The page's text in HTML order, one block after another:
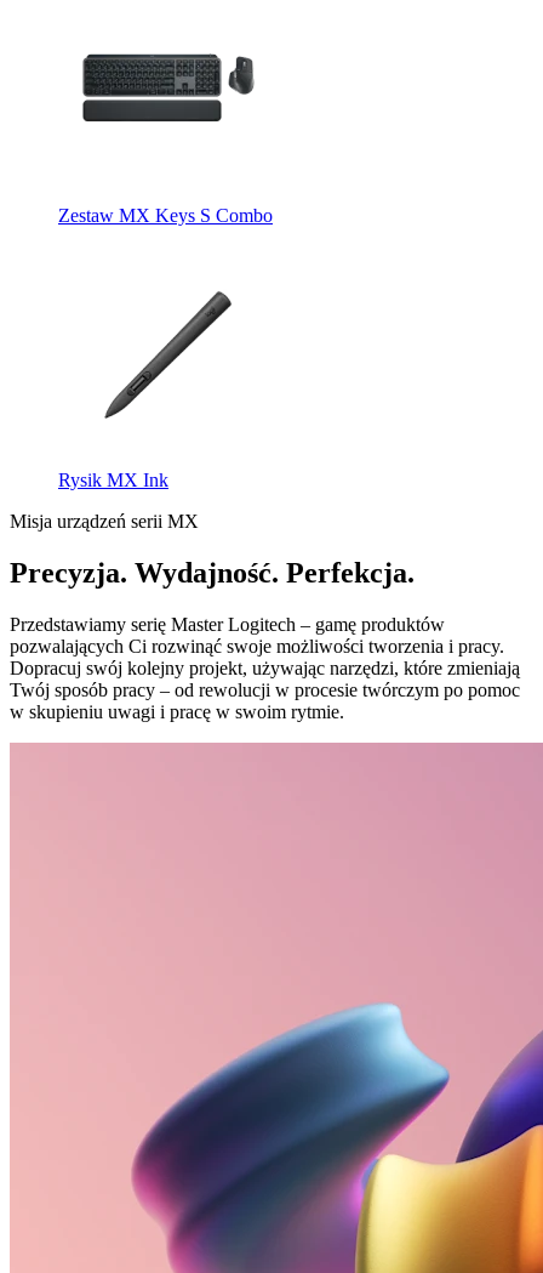
Zestaw MX Keys S Combo
Rysik MX Ink
Misja urządzeń serii MX
Precyzja. Wydajność. Perfekcja.
Przedstawiamy serię Master Logitech – gamę produktów
pozwalających Ci rozwinąć swoje możliwości tworzenia i pracy.
Dopracuj swój kolejny projekt, używając narzędzi, które zmieniają
Twój sposób pracy – od rewolucji w procesie twórczym po pomoc
w skupieniu uwagi i pracę w swoim rytmie.